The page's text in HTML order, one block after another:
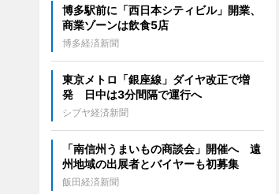
博多駅前に「西日本シティビル」開業、
商業ゾーンは飲食5店
博多経済新聞
東京メトロ「銀座線」ダイヤ改正で増
発 日中は3分間隔で運行へ
シブヤ経済新聞
「南信州うまいもの商談会」開催へ 遠
州地域の出展者とバイヤーも初募集
飯田経済新聞